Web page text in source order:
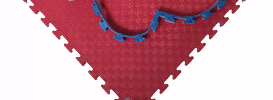
1mX1m Taekwondo Mats With Edges